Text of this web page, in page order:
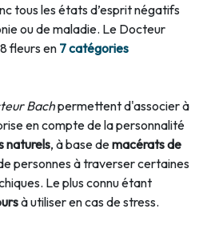
tous les états d’esprit négatifs
ou de maladie. Le Docteur
fleurs en 7 catégories
Bachpermettent d'associer à
en compte de la personnalité
naturels, à base demacérats de
personnes à traverser certaines
Le plus connu étant
à utiliser en cas de stress.